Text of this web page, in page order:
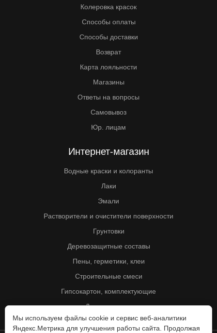
Колеровка красок
Способы оплаты
Способы доставки
Возврат
Карта лояльности
Магазины
Ответы на вопросы
Самовывоз
Юр. лицам
Интернет-магазин
Водные краски и колоранты
Лаки
Эмали
Растворители и очистители поверхности
Грунтовки
Деревозащитные составы
Пены, герметики, клеи
Строительные смеси
Гипсокартон, комплектующие
Другие товары
Мы используем файлы cookie и сервис веб-аналитики
Яндекс.Метрика для улучшения работы сайта. Продолжая